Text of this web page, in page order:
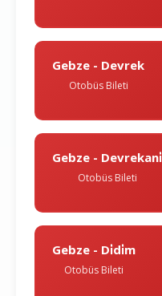
Gebze - Devrek
Otobüs Bileti
Gebze - Devrekani̇
Otobüs Bileti
Gebze - Di̇di̇m
Otobüs Bileti